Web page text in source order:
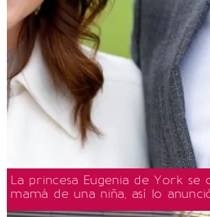
La princesa Eugenia de York se
mamá de una niña, así lo